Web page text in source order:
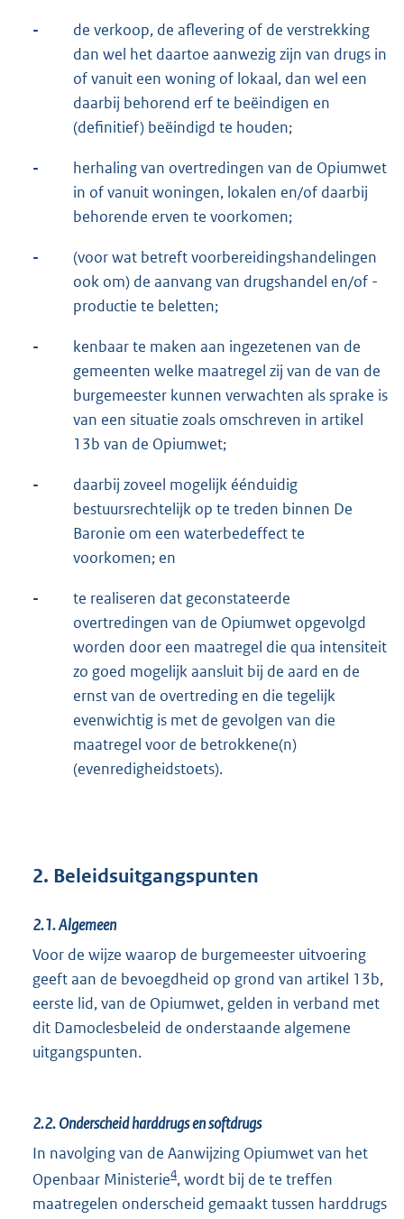
-
de verkoop, de aflevering of de verstrekking
dan wel het daartoe aanwezig zijn van drugs in
of vanuit een woning of lokaal, dan wel een
daarbij behorend erf te beëindigen en
(definitief) beëindigd te houden;
-
herhaling van overtredingen van de Opiumwet
in of vanuit woningen, lokalen en/of daarbij
behorende erven te voorkomen;
-
(voor wat betreft voorbereidingshandelingen
ook om) de aanvang van drugshandel en/of -
productie te beletten;
-
kenbaar te maken aan ingezetenen van de
gemeenten welke maatregel zij van de van de
burgemeester kunnen verwachten als sprake is
van een situatie zoals omschreven in artikel
13b van de Opiumwet;
-
daarbij zoveel mogelijk éénduidig
bestuursrechtelijk op te treden binnen De
Baronie om een waterbedeffect te
voorkomen; en
-
te realiseren dat geconstateerde
overtredingen van de Opiumwet opgevolgd
worden door een maatregel die qua intensiteit
zo goed mogelijk aansluit bij de aard en de
ernst van de overtreding en die tegelijk
evenwichtig is met de gevolgen van die
maatregel voor de betrokkene(n)
(evenredigheidstoets).
2. Beleidsuitgangspunten
2.1.Algemeen
Voor de wijze waarop de burgemeester uitvoering
geeft aan de bevoegdheid op grond van artikel 13b,
eerste lid, van de Opiumwet, gelden in verband met
dit Damoclesbeleid de onderstaande algemene
uitgangspunten.
2.2.Onderscheid harddrugs en softdrugs
In navolging van de Aanwijzing Opiumwet van het
Openbaar Ministerie4, wordt bij de te treffen
maatregelen onderscheid gemaakt tussen harddrugs